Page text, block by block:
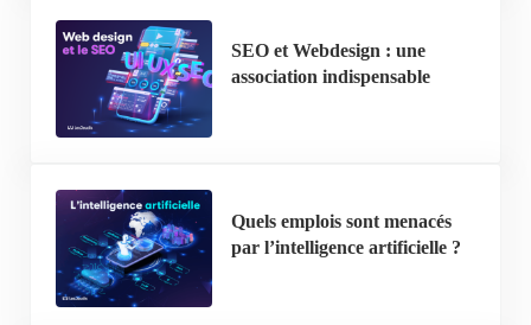
SEO et Webdesign : une
association indispensable
Quels emplois sont menacés
par l’intelligence artificielle ?